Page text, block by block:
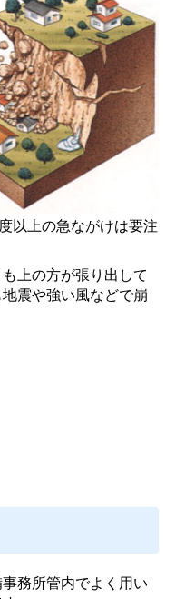
以上の急ながけは要注
上の方が張り出して
震や強い風などで崩
務所管内でよく用い